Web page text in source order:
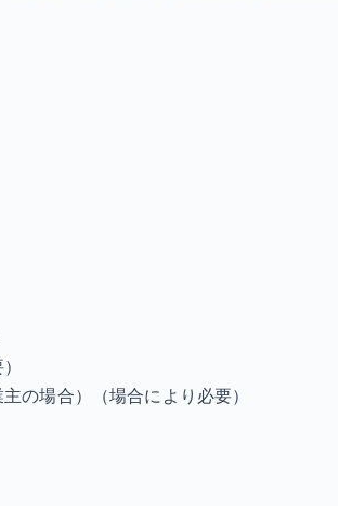
の場合）
（場合により必要）